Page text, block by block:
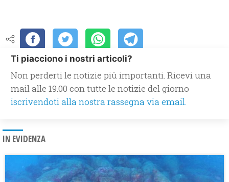
Ti piacciono i nostri articoli?
Non perderti le notizie più importanti. Ricevi una
mail alle 19.00 con tutte le notizie del giorno
iscrivendoti alla nostra rassegna via email.
IN EVIDENZA